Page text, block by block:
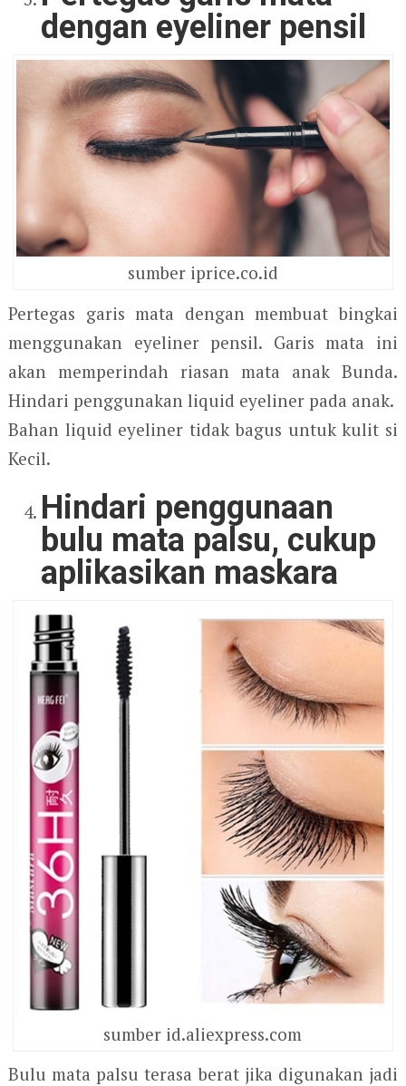
dengan eyeliner pensil
sumber iprice.co.id
Pertegas garis mata dengan membuat bingkai
menggunakan eyeliner pensil. Garis mata ini
akan memperindah riasan mata anak Bunda.
Hindari penggunakan liquid eyeliner pada anak.
Bahan liquid eyeliner tidak bagus untuk kulit si
Kecil.
Hindari penggunaan
bulu mata palsu, cukup
aplikasikan maskara
sumber id.aliexpress.com
Bulu mata palsu terasa berat jika digunakan jadi